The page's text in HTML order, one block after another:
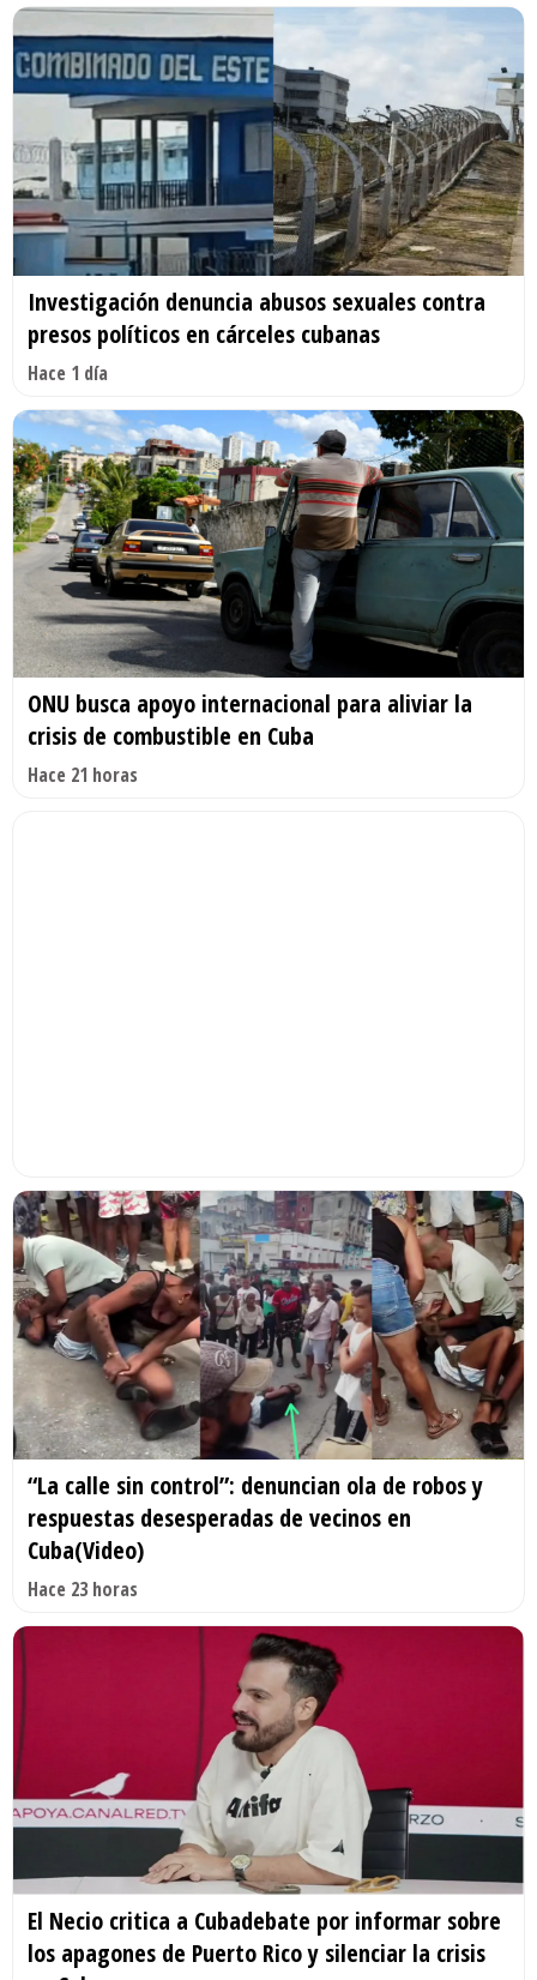
Investigación denuncia abusos sexuales contra
presos políticos en cárceles cubanas
Hace 1 día
ONU busca apoyo internacional para aliviar la
crisis de combustible en Cuba
Hace 21 horas
“La calle sin control”: denuncian ola de robos y
respuestas desesperadas de vecinos en
Cuba(Video)
Hace 23 horas
El Necio critica a Cubadebate por informar sobre
los apagones de Puerto Rico y silenciar la crisis